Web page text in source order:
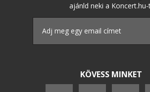
ajánld neki a Koncert.hu-
KÖVESS MINKET